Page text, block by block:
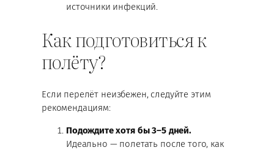
источники инфекций.
Как подготовиться к
полёту?
Если перелёт неизбежен, следуйте этим
рекомендациям:
Подождите хотя бы 3–5 дней.
Идеально — полетать после того, как